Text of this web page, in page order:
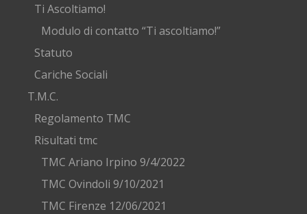
Ti Ascoltiamo!
Modulo di contatto “Ti ascoltiamo!”
Statuto
Cariche Sociali
T.M.C.
Regolamento TMC
Risultati tmc
TMC Ariano Irpino 9/4/2022
TMC Ovindoli 9/10/2021
TMC Firenze 12/06/2021